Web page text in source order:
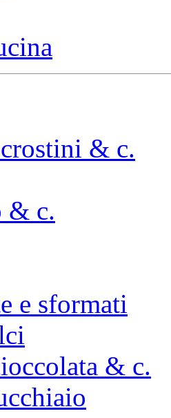
& c.
& c.
e sformati
& c.